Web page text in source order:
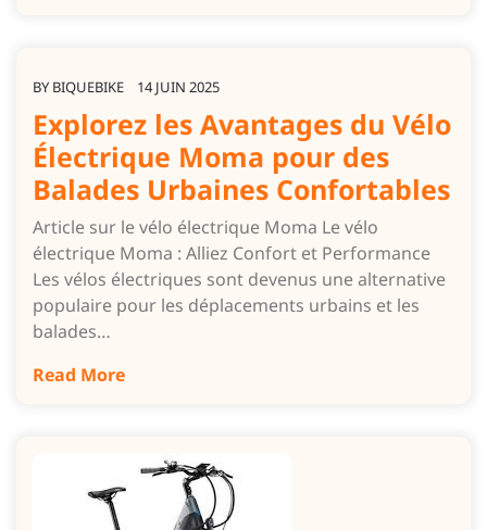
BY BIQUEBIKE 14 JUIN 2025
Explorez les Avantages du Vélo
Électrique Moma pour des
Balades Urbaines Confortables
Article sur le vélo électrique Moma Le vélo
électrique Moma : Alliez Confort et Performance
Les vélos électriques sont devenus une alternative
populaire pour les déplacements urbains et les
balades…
Read More